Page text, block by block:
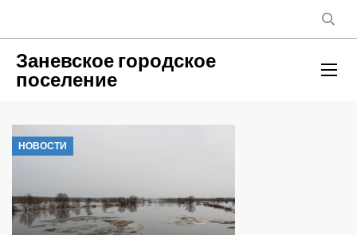
Заневское городское
поселение
НОВОСТИ